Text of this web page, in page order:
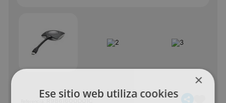
×
Ese sitio web utiliza cookies